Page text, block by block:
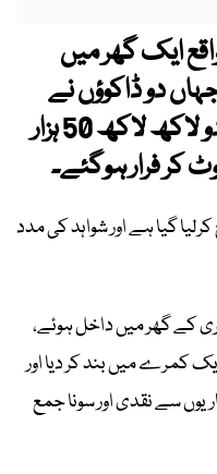
ایک گھر میں
دو ڈاکوؤں نے
اہل خانہ کویرغمال بنایا اور دو لاکھ لاکھ 50 ہزار
گیا ہے اور شواہد کی مدد
کے گھر میں داخل ہوئے،
کمرے میں بند کر دیا اور
سے نقدی اور سونا جمع